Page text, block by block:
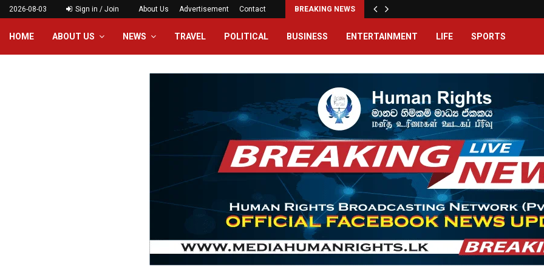
2026-08-03 Sign in / Join About Us Advertisement Contact BREAKING NEWS
HOME ABOUT US NEWS TRAVEL POLITICAL BUSINESS ENTERTAINMENT LIFE SPORTS